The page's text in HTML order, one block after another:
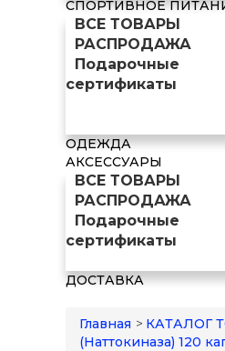
СПОРТИВНОЕ
ВСЕ ТОВАРЫ
РАСПРОДАЖА
Подарочные
сертификаты
ОДЕЖДА
АКСЕССУАРЫ
ВСЕ ТОВАРЫ
РАСПРОДАЖА
Подарочные
сертификаты
ДОСТАВКА
Главная > КАТАЛОГ
(Наттокиназа) 120